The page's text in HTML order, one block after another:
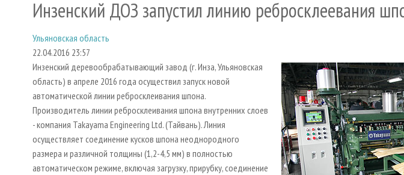
Инзенский ДОЗ запустил линию ребросклеевания
Ульяновская область
22.04.2016 23:57
Инзенский деревообрабатывающий завод (г. Инза, Ульяновская
область) в апреле 2016 года осуществил запуск новой
автоматической линии ребросклеивания шпона.
Производитель линии ребросклеивания шпона внутренних слоев
- компания Takayama Engineering Ltd. (Тайвань). Линия
осуществляет соединение кусков шпона неоднородного
размера и различной толщины (1,2-4,5 мм) в полностью
автоматическом режиме, включая загрузку, прирубку, соединение